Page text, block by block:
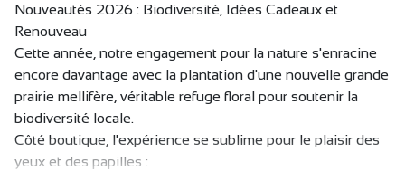
Nouveautés 2026 : Biodiversité, Idées Cadeaux et
Renouveau
Cette année, notre engagement pour la nature s'enracine
encore davantage avec la plantation d'une nouvelle grande
prairie mellifère, véritable refuge floral pour soutenir la
biodiversité locale.
Côté boutique, l'expérience se sublime pour le plaisir des
yeux et des papilles :